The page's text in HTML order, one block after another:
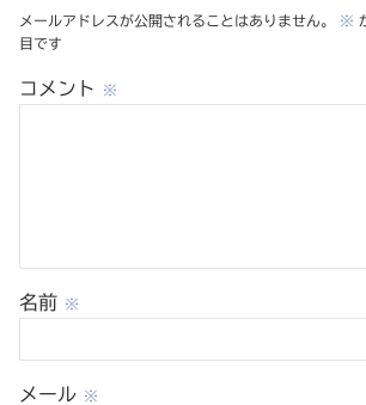
メールアドレスが公開されることはありません。 ※
目です
コメント ※
名前 ※
メール ※